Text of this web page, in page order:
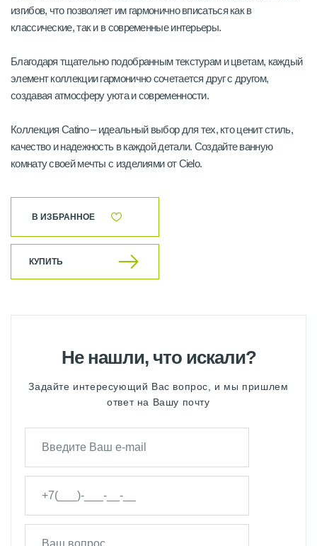
изгибов, что позволяет им гармонично вписаться как в
классические, так и в современные интерьеры.
Благодаря тщательно подобранным текстурам и цветам, каждый
элемент коллекции гармонично сочетается друг с другом,
создавая атмосферу уюта и современности.
Коллекция Catino – идеальный выбор для тех, кто ценит стиль,
качество и надежность в каждой детали. Создайте ванную
комнату своей мечты с изделиями от Cielo.
В ИЗБРАННОЕ
КУПИТЬ
Не нашли, что искали?
Задайте интересующий Вас вопрос, и мы пришлем
ответ на Вашу почту